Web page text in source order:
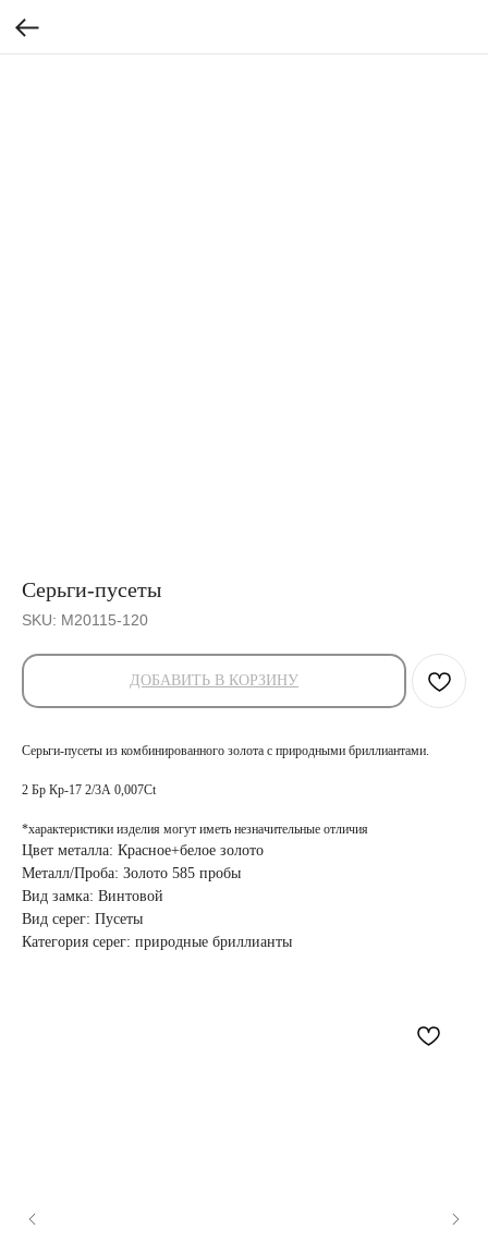
Серьги-пусеты
SKU: М20115-120
ДОБАВИТЬ В КОРЗИНУ
Серьги-пусеты из комбинированного золота с природными бриллиантами.
2 Бр Кр-17 2/3А 0,007Ct
*характеристики изделия могут иметь незначительные отличия
Цвет металла: Красное+белое золото
Металл/Проба: Золото 585 пробы
Вид замка: Винтовой
Вид серег: Пусеты
Категория серег: природные бриллианты